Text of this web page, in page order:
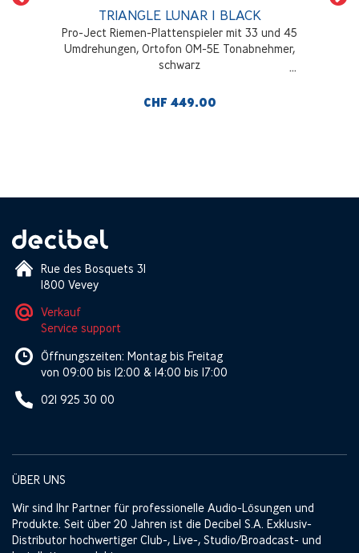
TRIANGLE LUNAR 1 BLACK
Pro-Ject Riemen-Plattenspieler mit 33 und 45
Umdrehungen, Ortofon OM-5E Tonabnehmer,
schwarz
CHF 449.00
Rue des Bosquets 31
1800 Vevey
Verkauf
Service support
Öffnungszeiten: Montag bis Freitag
von 09:00 bis 12:00 & 14:00 bis 17:00
021 925 30 00
ÜBER UNS
Wir sind Ihr Partner für professionelle Audio-Lösungen und
Produkte. Seit über 20 Jahren ist die Decibel S.A. Exklusiv-
Distributor hochwertiger Club-, Live-, Studio/Broadcast- und